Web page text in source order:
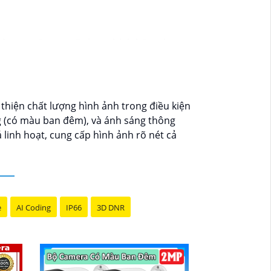
thể thay đổi tùy vào model và chức năng
độ phân giải cao, tính năng thông minh
Nếu bạn có thêm câu hỏi hoặc cần
chất lượng hình ảnh trong điều kiện
màu ban đêm), và ánh sáng thông
hoạt, cung cấp hình ảnh rõ nét cả
AI Coding IP66 3D DNR